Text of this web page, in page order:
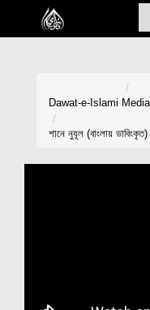
Home
Dawat-e-Islami
শানে নুযূল (বাংলায়